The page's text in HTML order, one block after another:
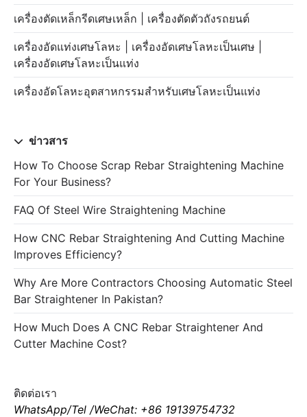
เครื่องตัดเหล็กรีดเศษเหล็ก | เครื่องตัดตัวถังรถยนต์
เครื่องอัดแท่งเศษโลหะ | เครื่องอัดเศษโลหะเป็นเศษ |
เครื่องอัดเศษโลหะเป็นแท่ง
เครื่องอัดโลหะอุตสาหกรรมสำหรับเศษโลหะเป็นแท่ง
ข่าวสาร
How To Choose Scrap Rebar Straightening Machine
For Your Business?
FAQ Of Steel Wire Straightening Machine
How CNC Rebar Straightening And Cutting Machine
Improves Efficiency?
Why Are More Contractors Choosing Automatic Steel
Bar Straightener In Pakistan?
How Much Does A CNC Rebar Straightener And
Cutter Machine Cost?
ติดต่อเรา
WhatsApp/Tel /WeChat: +86 19139754732